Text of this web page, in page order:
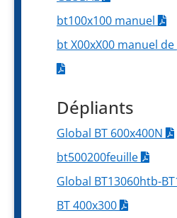
bt100x100 manuel
bt X00xX00 manuel
Dépliants
Global BT 600x400N
bt500200feuille
Global BT13060htb-
BT 400x300